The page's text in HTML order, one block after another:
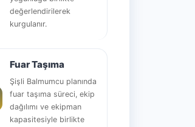
değerlendirilerek
kurgulanır.
Fuar Taşıma
Şişli Balmumcu planında
fuar taşıma süreci, ekip
dağılımı ve ekipman
kapasitesiyle birlikte